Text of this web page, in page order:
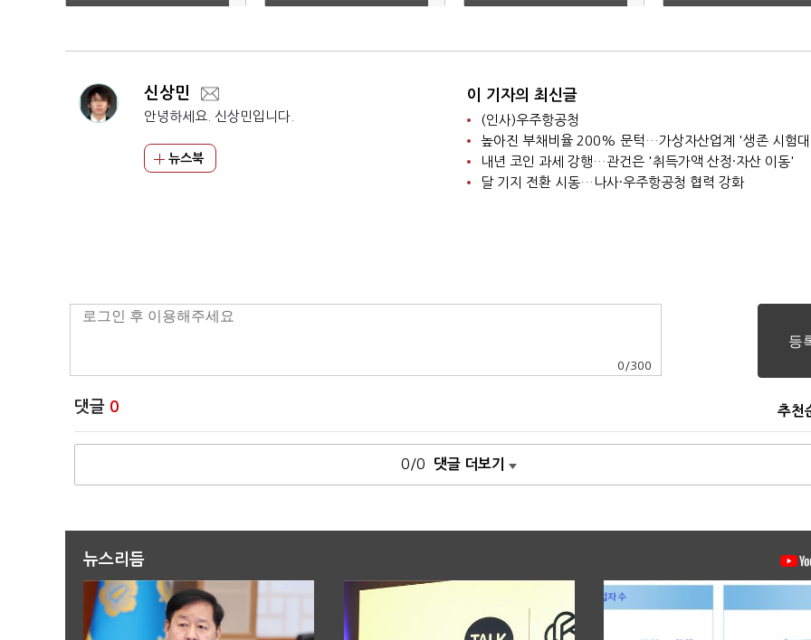
복귀
이중과세 우려"
제재 3개월 관측
신상민
안녕하세요. 신상민입니다.
뉴스북
이 기자의 최신글
(인사)우주항공청
높아진 부채비율 200% 문턱…가상자산업계 '생존 시험
내년 코인 과세 강행…관건은 '취득가액 산정·자산 이동'
달 기지 전환 시동…나사·우주항공청 협력 강화
0 /300
댓글 0 추천
0/0 댓글 더보기
뉴스리듬